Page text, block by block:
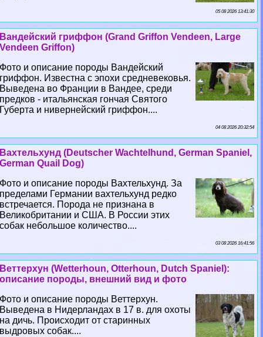
05 08 2026 13:41:30
Вандейский гриффон (Grand Griffon Vendeen, Large
Vendeen Griffon)
Фото и описание породы Вандейский
гриффон. Известна с эпохи средневековья.
Выведена во Франции в Вандее, среди
предков - итальянская гончая Святого
Губерта и нивернейский гриффон....
04 08 2026 20:32:54
Вахтельхунд (Deutscher Wachtelhund, German Spaniel,
German Quail Dog)
Фото и описание породы Вахтельхунд. За
пределами Германии вахтельхунд редко
встречается. Порода не признана в
Великобритании и США. В России этих
собак небольшое количество....
03 08 2026 16:41:56
Веттерхун (Wetterhoun, Otterhoun, Dutch Spaniel):
описание породы, внешний вид и фото
Фото и описание породы Веттерхун.
Выведена в Нидерландах в 17 в. для охоты
на дичь. Происходит от старинных
выдровых собак....